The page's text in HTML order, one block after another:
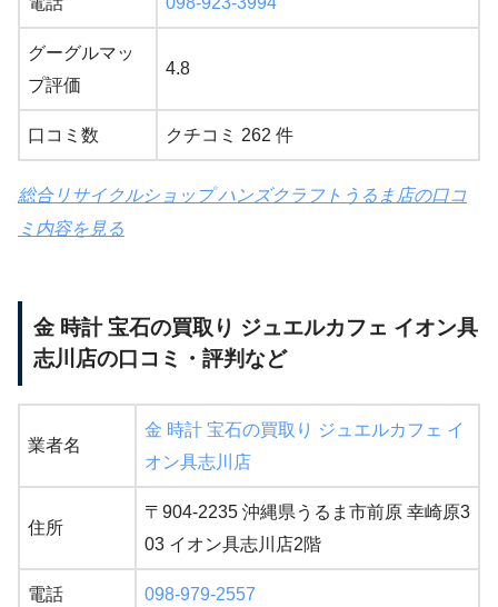
グーグルマッ
プ評価
4.8
口コミ数 クチコミ 262 件
総合リサイクルショップ ハンズクラフトうるま店の口コ
ミ内容を見る
金 時計 宝石の買取り ジュエルカフェ イオン具
志川店の口コミ・評判など
業者名
金 時計 宝石の買取り ジュエルカフェ イ
オン具志川店
住所
〒904-2235 沖縄県うるま市前原 幸崎原3
03 イオン具志川店2階
電話 098-979-2557